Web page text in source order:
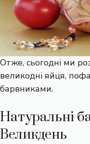
Отже, сьогодні ми
великодні яйця,
барвниками.
Натуральні
Великдень